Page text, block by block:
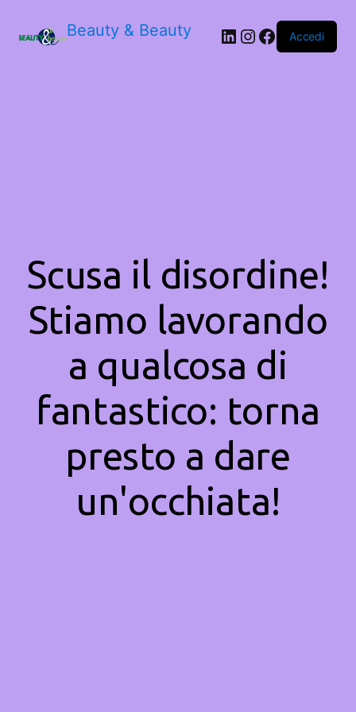
Beauty & Beauty LinkedIn
Instagram
Facebook
Accedi
Scusa il disordine!
Stiamo lavorando
a qualcosa di
fantastico: torna
presto a dare
un'occhiata!